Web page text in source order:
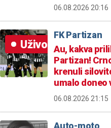
06.08.2026 20:16
Uživo
FK Partizan
Au, kakva
Partizan!
krenuli
umalo doneo
06.08.2026 21:15
Auto-moto